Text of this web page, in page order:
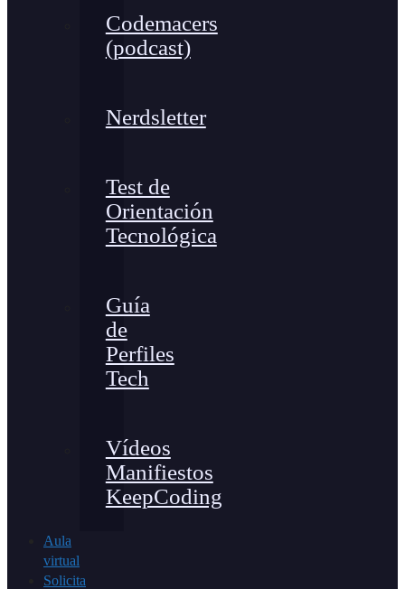
Codemacers
(podcast)
Nerdsletter
Test de
Orientación
Tecnológica
Guía
de
Perfiles
Tech
Vídeos
Manifiestos
KeepCoding
Aula
virtual
Solicita